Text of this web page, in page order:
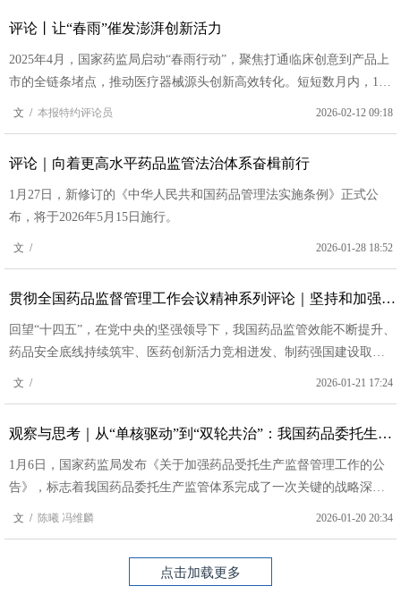
评论丨让“春雨”催发澎湃创新活力
2025年4月，国家药监局启动“春雨行动”，聚焦打通临床创意到产品上
市的全链条堵点，推动医疗器械源头创新高效转化。短短数月内，11
个试点地区积极探索，涌现出一批新做法和新成效，推动我国医疗器
文 / 本报特约评论员 2026-02-12 09:18
评论｜向着更高水平药品监管法治体系奋楫前行
1月27日，新修订的《中华人民共和国药品管理法实施条例》正式公
布，将于2026年5月15日施行。
文 / 2026-01-28 18:52
贯彻全国药品监督管理工作会议精神系列评论｜坚持和加强党的全面领导 引领药监事业高质量发展
回望“十四五”，在党中央的坚强领导下，我国药品监管效能不断提升、
药品安全底线持续筑牢、医药创新活力竞相迸发、制药强国建设取得
决定性进展。
文 / 2026-01-21 17:24
观察与思考｜从“单核驱动”到“双轮共治”：我国药品委托生产监管的五年嬗变
1月6日，国家药监局发布《关于加强药品受托生产监督管理工作的公
告》，标志着我国药品委托生产监管体系完成了一次关键的战略深
化。
文 / 陈曦 冯维麟 2026-01-20 20:34
点击加载更多